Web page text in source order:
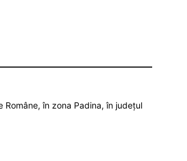
Române, în zona Padina, în județul